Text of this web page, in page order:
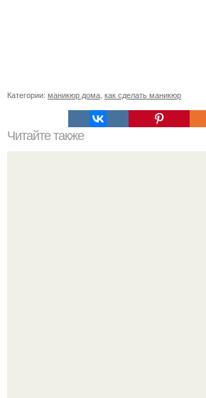
Категории: маникюр дома как сделать маникюр
Читайте также